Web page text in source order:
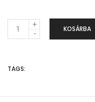
e
n
KOSÁRBA
TAGS: